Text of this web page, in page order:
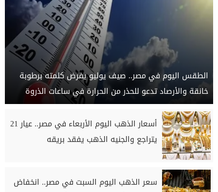
الطقس اليوم في مصر.. صيف يوليو يفرض كلمته برطوبة
خانقة والأرصاد تدعو للحذر من الحرارة في ساعات الذروة
أسعار الذهب اليوم الأربعاء في مصر.. عيار 21
يتراجع والجنيه الذهب يفقد بريقه
سعر الذهب اليوم السبت في مصر.. انخفاض